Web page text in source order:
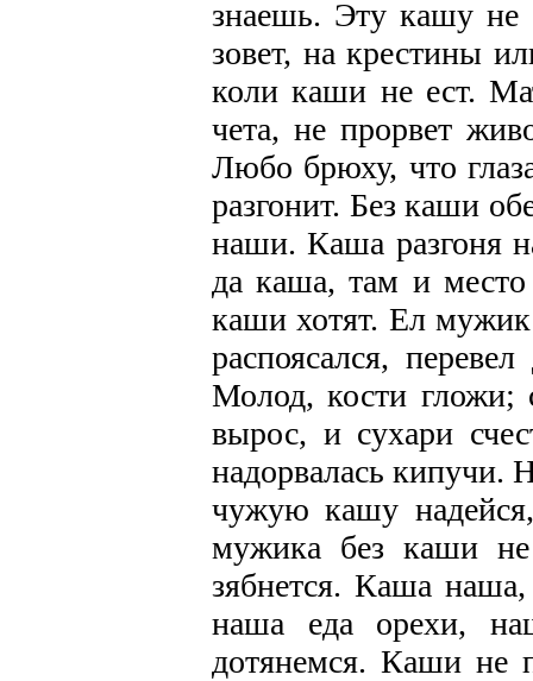
знаешь. Эту кашу не
зовет, на крестины
коли каши не ест.
чета, не прорвет
Любо брюху, что
разгонит. Без каши
наши. Каша разгоня
да каша, там и
каши хотят. Ел
распоясался,
Молод, кости
вырос, и сухари
надорвалась
чужую кашу
мужика без каши
зябнется. Каша
наша еда орехи,
дотянемся. Каши не